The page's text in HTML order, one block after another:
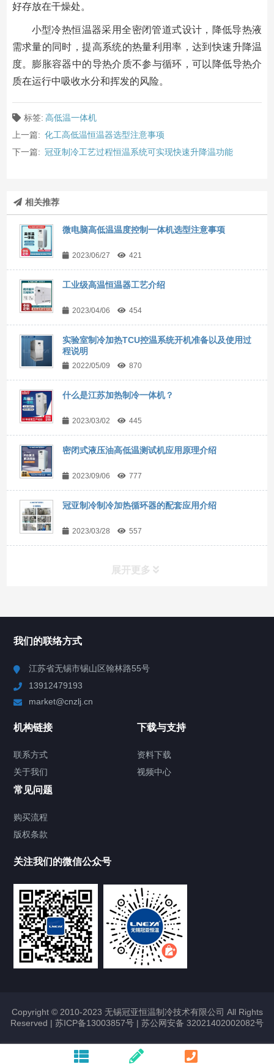
好存放在干燥处。
小型冷热恒温器采用全密闭管道式设计，降低导热液
需求量的同时，提高系统的热量利用率，达到快速升降温
度。膨胀容器中的导热介质不参与循环，可以降低导热介
质在运行中吸收水分和挥发的风险。
标签: 高低温一体机
上一篇: 化工高低温恒温器选型注意事项
下一篇: 冠亚制冷工艺过程恒温系统可实现快速升降温功能
相关推荐
微电脑高低温温度控制一体机选型注意事项
2023/06/27 421
工业级高温恒温器工艺介绍
2023/04/06 454
实验室制冷加热TCU控温系统开机准备以及使用过
程说明
2022/05/09 870
什么是江苏加热制冷一体机？
2023/03/02 445
密闭式液压油高低温测试机应用原理介绍
2023/09/06 777
冠亚制冷制冷加热循环器的配套应用介绍
2023/03/28 557
展开更多
Chiller高精度制冷循环器
TCU温度控制单元
Chiller气体控温系统
Chamber试验箱
FREEZER低温箱
VOCs冷凝回收装置
我们的联络方式
江苏省无锡市锡山区翰林路55号
13912479193
market@cnzlj.cn
机构链接
联系方式
关于我们
下载与支持
资料下载
视频中心
常见问题
购买流程
版权条款
关注我们的微信公众号
Copyright © 2010-2023 无锡冠亚恒温制冷技术有限公司 All Rights
Reserved | 苏ICP备13003857号 | 苏公网安备 32021402002082号